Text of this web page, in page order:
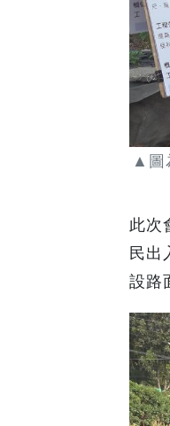
▲圖
此次
民出
設路